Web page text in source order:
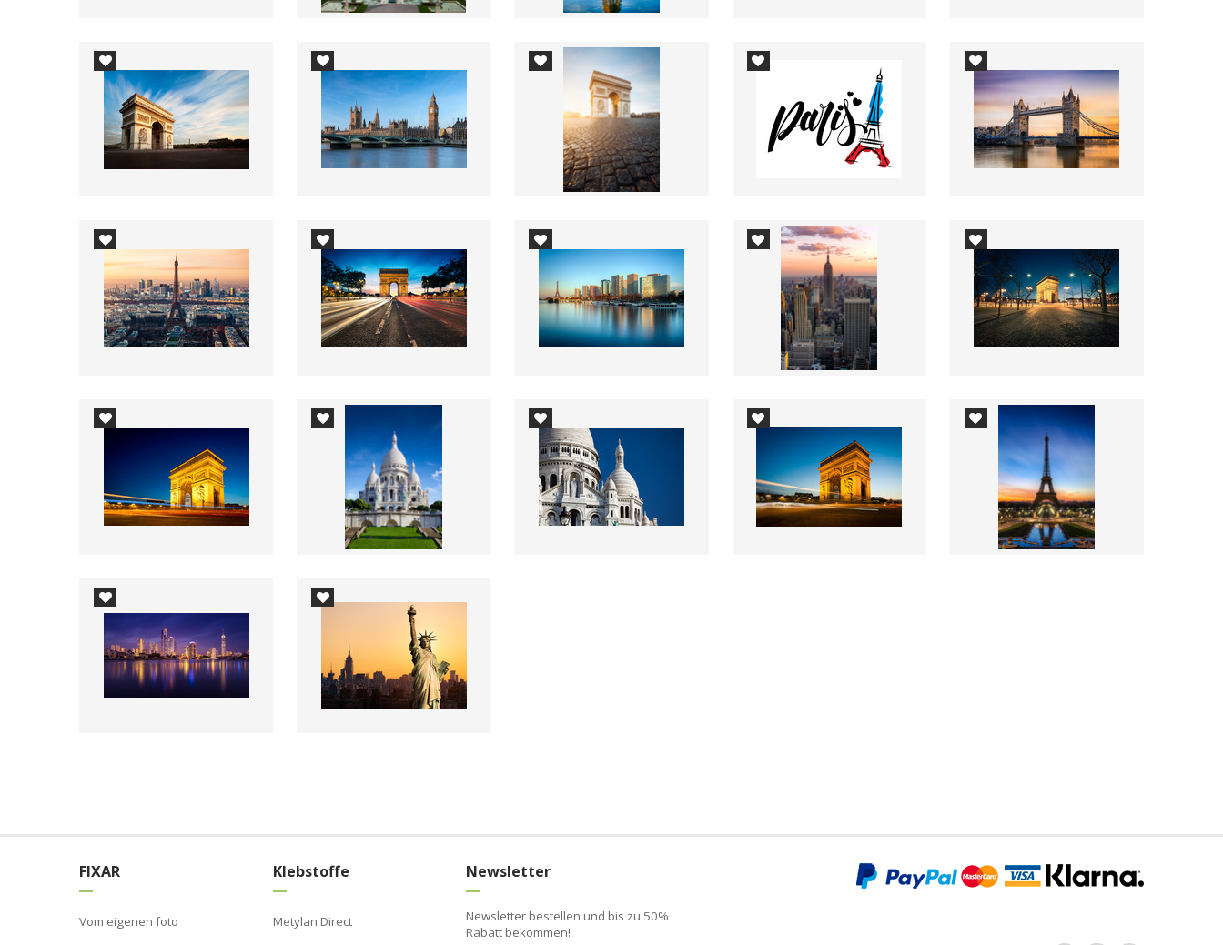
FIXAR
Vom eigenen foto
Klebstoffe
Metylan Direct
Newsletter
Newsletter bestellen und bis zu 50%
Rabatt bekommen!